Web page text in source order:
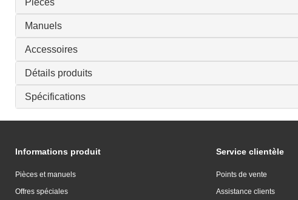
Pièces
Manuels
Accessoires
Détails produits
Spécifications
Informations produit
Pièces et manuels
Offres spéciales
Service clientèle
Points de vente
Assistance clients